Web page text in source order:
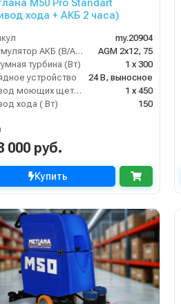
хода + АКБ 2 часа)
my.20904
Аккумулятор АКБ (В/А·ч)
AGM 2х12, 75
турбина (Вт)
1 х 300
устройство
24 В, выносное
Привод моющих щеток (Вт)
1 х 450
хода ( Вт)
150
000 руб.
Купить